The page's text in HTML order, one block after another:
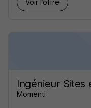
Voir l’offre
Ingénieur Sites
Momenti